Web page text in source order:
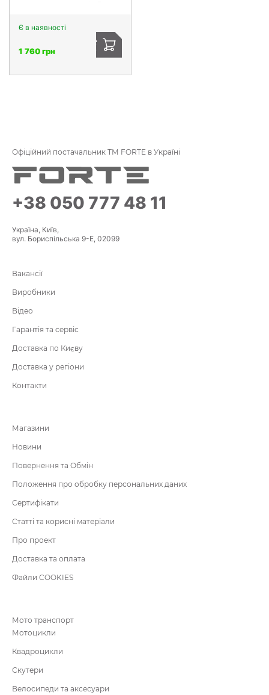
Є в наявності
1 760 грн
Офіційний постачальник ТМ FORTE в Україні
+38 050 777 48 11
Україна, Київ,
вул. Бориспільська 9-Е, 02099
Вакансії
Виробники
Відео
Гарантія та сервіс
Доставка по Києву
Доставка у регіони
Контакти
Магазини
Новини
Повернення та Обмін
Положення про обробку персональних даних
Сертифікати
Статті та корисні матеріали
Про проект
Доставка та оплата
Файли COOKIES
Мото транспорт
Мотоцикли
Квадроцикли
Скутери
Велосипеди та аксесуари